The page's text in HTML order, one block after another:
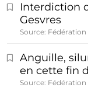
Interdiction
Gesvres
Source:
Anguille,
en cette fin
Source: